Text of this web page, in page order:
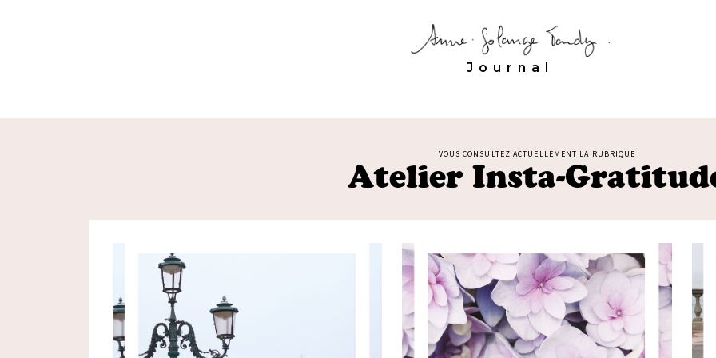
Journal
VOUS CONSULTEZ ACTUELLEMENT LA RUBRIQUE
Atelier Insta-